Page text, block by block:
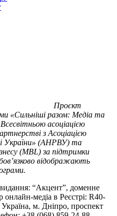
Проєкт
«Сильніші разом: Медіа та
асоціацією
з Асоціацією
України» (АНРВУ) та
(MBL) за підтримки
відображають
“Акцент”, доменне
онлайн-медіа в Реєстрі: R40-
м. Дніпро, проспект